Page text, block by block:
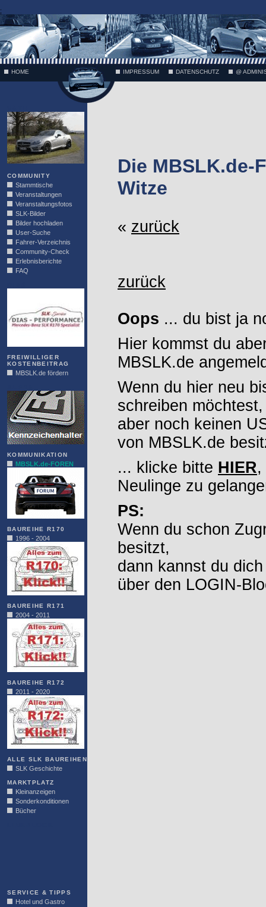
;
HOME IMPRESSUM DATENSCHUTZ @
COMMUNITY
Stammtische
Veranstaltungen
Veranstaltungsfotos
SLK-Bilder
Bilder hochladen
User-Suche
Fahrer-Verzeichnis
Community-Check
Erlebnisberichte
FAQ
FREIWILLIGER
KOSTENBEITRAG
MBSLK.de fördern
KOMMUNIKATION
MBSLK.de-FOREN
BAUREIHE R170
1996 - 2004
BAUREIHE R171
2004 - 2011
BAUREIHE R172
2011 - 2020
ALLE SLK BAUREIHEN
SLK Geschichte
MARKTPLATZ
Kleinanzeigen
Sonderkonditionen
Bücher
SERVICE & TIPPS
Hotel und Gastro
Die MBSLK.de-
Witze
« zurück
zurück
Oops ... du bist ja
Hier kommst du
MBSLK.de
Wenn du hier neu
schreiben möchtest,
aber noch keinen
von MBSLK.de
... klicke bitte HIER,
Neulinge zu
PS:
Wenn du schon
besitzt,
dann kannst du
über den LOGIN-